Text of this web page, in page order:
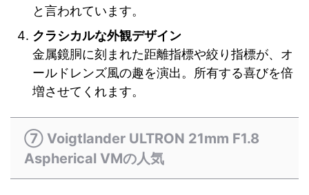
と言われています。
クラシカルな外観デザイン
金属鏡胴に刻まれた距離指標や絞り指標が、オ
ールドレンズ風の趣を演出。所有する喜びを倍
増させてくれます。
⑦ Voigtlander ULTRON 21mm F1.8
Aspherical VMの人気